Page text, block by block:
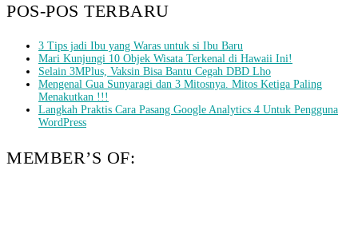
POS-POS TERBARU
3 Tips jadi Ibu yang Waras untuk si Ibu Baru
Mari Kunjungi 10 Objek Wisata Terkenal di Hawaii Ini!
Selain 3MPlus, Vaksin Bisa Bantu Cegah DBD Lho
Mengenal Gua Sunyaragi dan 3 Mitosnya. Mitos Ketiga Paling
Menakutkan !!!
Langkah Praktis Cara Pasang Google Analytics 4 Untuk Pengguna
WordPress
MEMBER’S OF: